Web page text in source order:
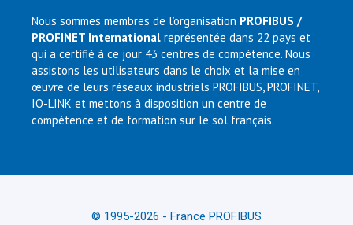
Nous sommes membres de l’organisation PROFIBUS /
PROFINET International représentée dans 22 pays et
qui a certifié à ce jour 43 centres de compétence. Nous
assistons les utilisateurs dans le choix et la mise en
œuvre de leurs réseaux industriels PROFIBUS, PROFINET,
IO-LINK et mettons à disposition un centre de
compétence et de formation sur le sol français.
© 1995-2026 - France PROFIBUS